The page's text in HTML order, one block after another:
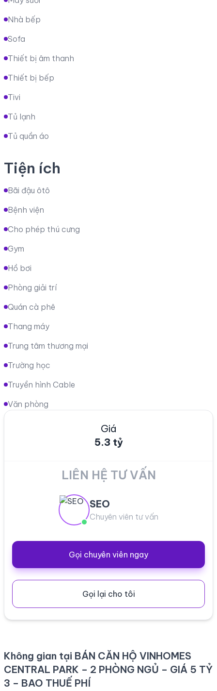
Nhà bếp
Sofa
Thiết bị âm thanh
Thiết bị bếp
Tivi
Tủ lạnh
Tủ quần áo
Tiện ích
Bãi đậu ôtô
Bệnh viện
Cho phép thú cưng
Gym
Hồ bơi
Phòng giải trí
Quán cà phê
Thang máy
Trung tâm thương mại
Trường học
Truyền hình Cable
Văn phòng
Giá
5.3 tỷ
LIÊN HỆ TƯ VẤN
SEO
Chuyên viên tư vấn
Gọi chuyên viên ngay
Gọi lại cho tôi
Không gian tại BÁN CĂN HỘ VINHOMES
CENTRAL PARK – 2 PHÒNG NGỦ – GIÁ 5 TỶ
3 – BAO THUẾ PHÍ